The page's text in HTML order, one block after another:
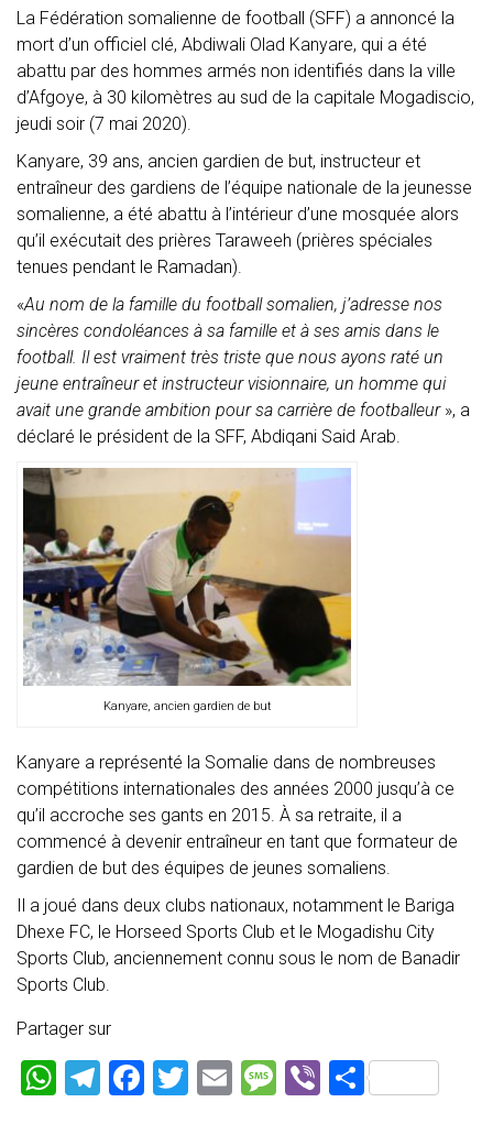
La Fédération somalienne de football (SFF) a annoncé la
mort d’un officiel clé, Abdiwali Olad Kanyare, qui a été
abattu par des hommes armés non identifiés dans la ville
d’Afgoye, à 30 kilomètres au sud de la capitale Mogadiscio,
jeudi soir (7 mai 2020).
Kanyare, 39 ans, ancien gardien de but, instructeur et
entraîneur des gardiens de l’équipe nationale de la jeunesse
somalienne, a été abattu à l’intérieur d’une mosquée alors
qu’il exécutait des prières Taraweeh (prières spéciales
tenues pendant le Ramadan).
«Au nom de la famille du football somalien, j’adresse nos
sincères condoléances à sa famille et à ses amis dans le
football. Il est vraiment très triste que nous ayons raté un
jeune entraîneur et instructeur visionnaire, un homme qui
avait une grande ambition pour sa carrière de footballeur», a
déclaré le président de la SFF, Abdiqani Said Arab.
Kanyare, ancien gardien de but
Kanyare a représenté la Somalie dans de nombreuses
compétitions internationales des années 2000 jusqu’à ce
qu’il accroche ses gants en 2015. À sa retraite, il a
commencé à devenir entraîneur en tant que formateur de
gardien de but des équipes de jeunes somaliens.
Il a joué dans deux clubs nationaux, notamment le Bariga
Dhexe FC, le Horseed Sports Club et le Mogadishu City
Sports Club, anciennement connu sous le nom de Banadir
Sports Club.
Partager sur
W
T
F
T
E
M
Vi P